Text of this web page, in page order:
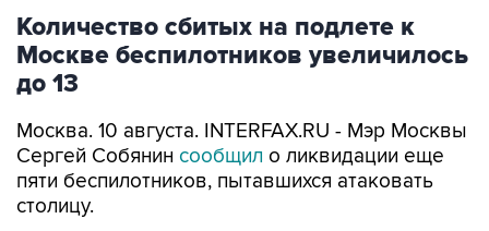
Количество сбитых на подлете к
Москве беспилотников увеличилось
до 13
Москва. 10 августа. INTERFAX.RU - Мэр Москвы
Сергей Собянин сообщил о ликвидации еще
пяти беспилотников, пытавшихся атаковать
столицу.